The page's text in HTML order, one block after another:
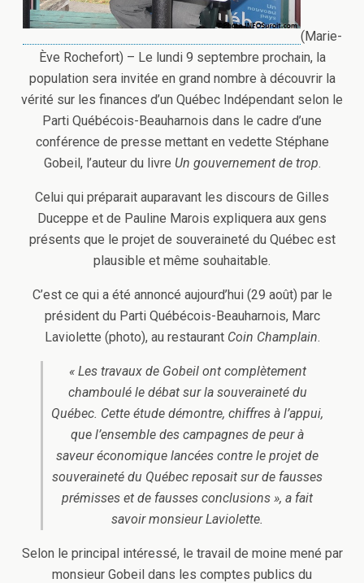
(Marie-
Ève Rochefort) – Le lundi 9 septembre prochain, la
population sera invitée en grand nombre à découvrir la
vérité sur les finances d’un Québec Indépendant selon le
Parti Québécois-Beauharnois dans le cadre d’une
conférence de presse mettant en vedette Stéphane
Gobeil, l’auteur du livre Un gouvernement de trop.
Celui qui préparait auparavant les discours de Gilles
Duceppe et de Pauline Marois expliquera aux gens
présents que le projet de souveraineté du Québec est
plausible et même souhaitable.
C’est ce qui a été annoncé aujourd’hui (29 août) par le
président du Parti Québécois-Beauharnois, Marc
Laviolette (photo), au restaurant Coin Champlain.
« Les travaux de Gobeil ont complètement
chamboulé le débat sur la souveraineté du
Québec. Cette étude démontre, chiffres à l’appui,
que l’ensemble des campagnes de peur à
saveur économique lancées contre le projet de
souveraineté du Québec reposait sur de fausses
prémisses et de fausses conclusions », a fait
savoir monsieur Laviolette.
Selon le principal intéressé, le travail de moine mené par
monsieur Gobeil dans les comptes publics du